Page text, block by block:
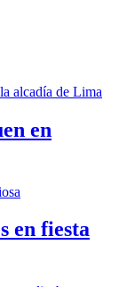
en
en fiesta